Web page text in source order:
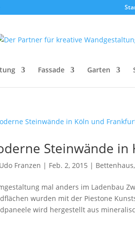
Fassade Garten
Steinwände
Udo Franzen | Feb. 2, 2015 | Bettenhaus,
mal anders im Ladenbau
wurden mit der Piestone
wird hergestellt aus